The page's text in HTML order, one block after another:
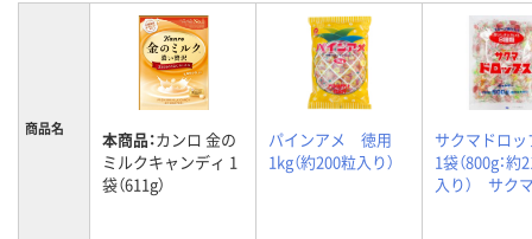
商品名 本商品：カンロ 金の
ミルクキャンディ 1
袋（611g）
パインアメ 徳用
1kg（約200粒入り）
サクマドロ
1袋（800g：約
入り） サク